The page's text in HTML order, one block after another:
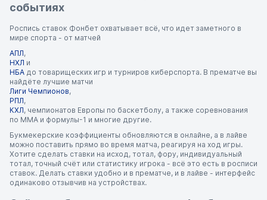
событиях
Роспись ставок Фонбет охватывает всё, что идет заметного в
мире спорта - от матчей
АПЛ,
НХЛ и
НБА до товарищеских игр и турниров киберспорта. В прематче вы
найдёте лучшие матчи
Лиги Чемпионов,
РПЛ,
КХЛ, чемпионатов Европы по баскетболу, а также соревнования
по ММА и формулы-1 и многие другие.
Букмекерские коэффициенты обновляются в онлайне, а в лайве
можно поставить прямо во время матча, реагируя на ход игры.
Хотите сделать ставки на исход, тотал, фору, индивидуальный
тотал, точный счёт или статистику игрока - всё это есть в росписи
ставок. Делать ставки удобно и в прематче, и в лайве - интерфейс
одинаково отзывчив на устройствах.